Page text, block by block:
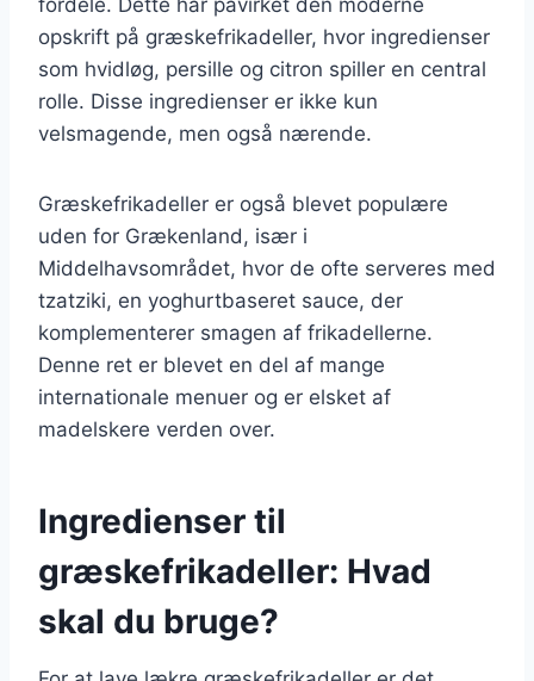
opskrift på græskefrikadeller, hvor ingredienser
som hvidløg, persille og citron spiller en central
rolle. Disse ingredienser er ikke kun
velsmagende, men også nærende.
Græskefrikadeller er også blevet populære
uden for Grækenland, især i
Middelhavsområdet, hvor de ofte serveres med
tzatziki, en yoghurtbaseret sauce, der
komplementerer smagen af frikadellerne.
Denne ret er blevet en del af mange
internationale menuer og er elsket af
madelskere verden over.
Ingredienser til
græskefrikadeller: Hvad
skal du bruge?